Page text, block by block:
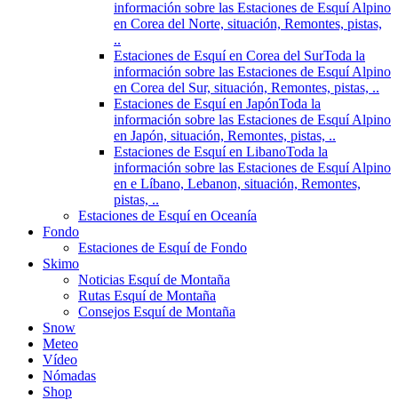
información sobre las Estaciones de Esquí Alpino
en Corea del Norte, situación, Remontes, pistas,
..
Estaciones de Esquí en Corea del SurToda la
información sobre las Estaciones de Esquí Alpino
en Corea del Sur, situación, Remontes, pistas, ..
Estaciones de Esquí en JapónToda la
información sobre las Estaciones de Esquí Alpino
en Japón, situación, Remontes, pistas, ..
Estaciones de Esquí en LibanoToda la
información sobre las Estaciones de Esquí Alpino
en e Líbano, Lebanon, situación, Remontes,
pistas, ..
Estaciones de Esquí en Oceanía
Fondo
Estaciones de Esquí de Fondo
Skimo
Noticias Esquí de Montaña
Rutas Esquí de Montaña
Consejos Esquí de Montaña
Snow
Meteo
Vídeo
Nómadas
Shop